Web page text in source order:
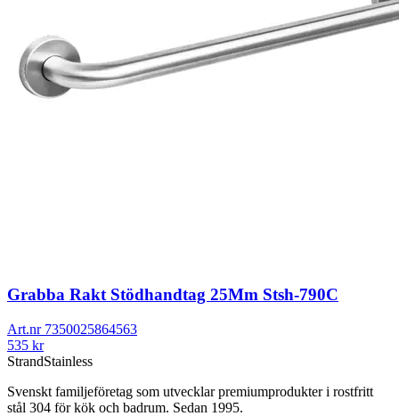
Grabba Rakt Stödhandtag 25Mm Stsh-790C
Art.nr 7350025864563
535 kr
StrandStainless
Svenskt familjeföretag som utvecklar premiumprodukter i rostfritt
stål 304 för kök och badrum. Sedan 1995.